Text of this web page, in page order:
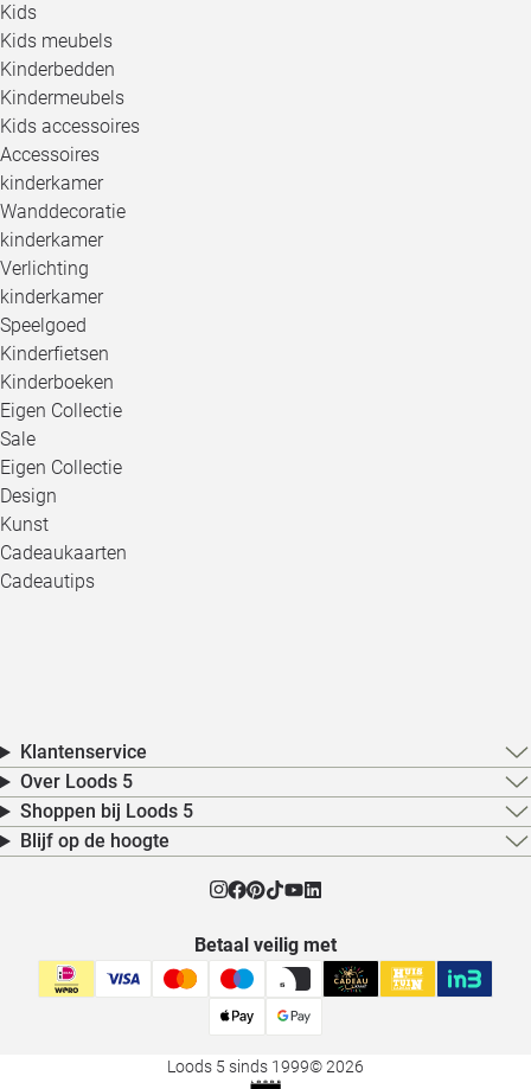
Kids
Kids meubels
Kinderbedden
Kindermeubels
Kids accessoires
Accessoires
kinderkamer
Wanddecoratie
kinderkamer
Verlichting
kinderkamer
Speelgoed
Kinderfietsen
Kinderboeken
Eigen Collectie
Sale
Eigen Collectie
Design
Kunst
Cadeaukaarten
Cadeautips
Klantenservice
Over Loods 5
Shoppen bij Loods 5
Blijf op de hoogte
Betaal veilig met
Loods 5 sinds 1999© 2026